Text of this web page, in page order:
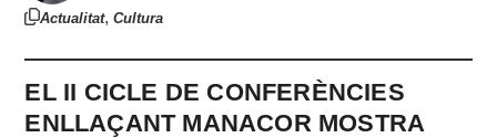
Actualitat,Cultura
EL II CICLE DE CONFERÈNCIES
ENLLAÇANT MANACOR MOSTRA